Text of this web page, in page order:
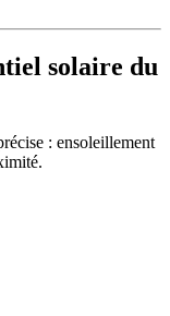
solaire du
: ensoleillement